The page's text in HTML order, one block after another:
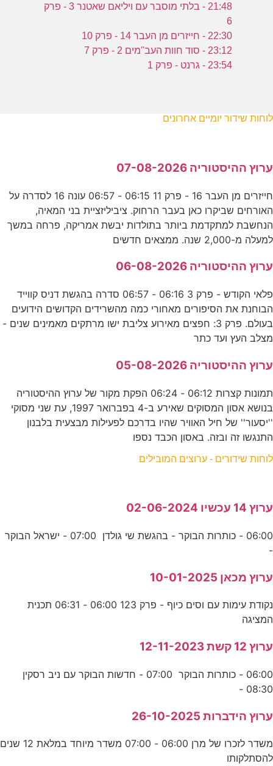
21:48 - בלתי מוסבר עם ויליאם שאטנר 3 - פרק
6
22:30 - חייזרים מן העבר 14 - פרק 10
23:12 - סוד חוות העב''מים 2 - פרק 7
23:54 - גרנט - פרק 1
לוחות שידור יומיים אחרונים
ערוץ ההיסטוריה 07-08-2026
חייזרים מן העבר 16 - פרק 11 06:15 - 06:57 עונה 16 לסדרה על
האורחים שביקרו כאן בעבר הרחוק. ציביליזציית בני המאיה,
הנחשבת למתקדמת ביותר בתולדות יבשת אמריקה, פרחה במשך
למעלה מ-2,000 שנה. ממצאים חדשים
ערוץ ההיסטוריה 06-08-2026
פלאי הקודש - פרק 3 06:16 - 06:57 סדרה בהגשת דניס קווייד
הבוחנת את הסיפורים מאחורי כמה מהשרידים הקדושים הידועים
בעולם. פרק 3: חפצים מאירוע צליבת ישו מרתקים מאמינים שנים -
מצלב העץ ועד כתר
ערוץ ההיסטוריה 05-08-2026
תמונות קצרות 06:12 - 06:24 הפקת מקור של ערוץ ההיסטוריה
בנושא אסון המסוקים שאירע ב-4 בפברואר 1997, עת שני מסוקי
''יסעור'' של חיל האוויר שהיו בדרכם לפעילות מבצעית בלבנון
התנגשו זה ובזה. באסון הכבד נספו
לוחות שידורים - ערוצים המובילים
ערוץ 14 עכשיו 02-06-2024
06:00 - כותרות הבוקר - בהגשת שי גולדן 07:00 - ישראל הבוקר
-
ערוץ מכאן 10-01-2025
נקודת עימות עם וסים כיוף - פרק 123 06:00 - 06:31 תכנית
המציגה
ערוץ 12 קשת 12-11-2023
06:00 - כותרות הבוקר 07:00 - חדשות הבוקר עם ניב רסקין
08:30 -
ערוץ הידברות 26-10-2025
משדר לזכרו של מרן 06:00 - 07:00 משדר מיוחד במלאת 12 שנים
להסתלקותו